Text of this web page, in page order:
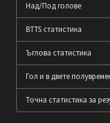
Над/Под голове
BTTS статистика
Ъглова статистика
Гол и в двете
Точна статистика за